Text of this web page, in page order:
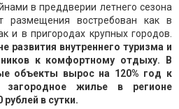
в преддверии летнего сезона
размещения востребован как в
и в пригородах крупных городов.
развития внутреннего туризма и
к комфортному отдыху. В
объекты вырос на 120% год к
загородное жилье в регионе
в сутки.